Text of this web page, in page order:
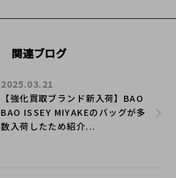
関連ブログ
【強化買取ブランド新入荷】BAO
BAO ISSEY MIYAKEのバッグが多
数入荷したため紹介...
2025.03.21